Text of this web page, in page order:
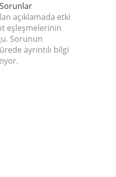
açıklamada etki
eşleşmelerinin
Sorunun
ayrıntılı bilgi